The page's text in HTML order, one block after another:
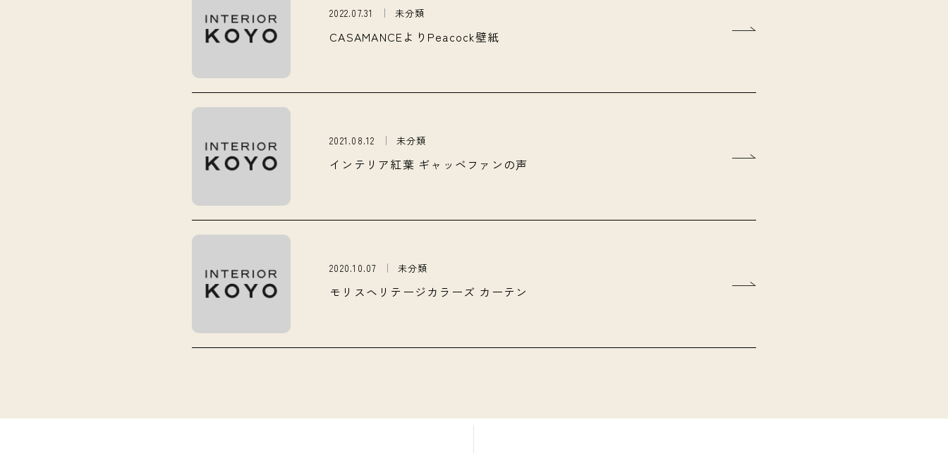
2022.07.31 未分類
CASAMANCEよりPeacock壁紙
2021.08.12 未分類
インテリア紅葉 ギャッベファンの声
2020.10.07 未分類
モリスヘリテージカラーズ カーテン